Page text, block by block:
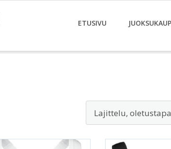
ETUSIVU